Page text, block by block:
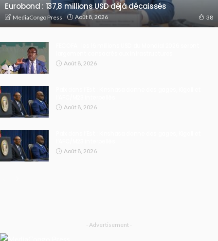
Eurobond : 137,8 millions USD déjà décaissés
MediaCongo Press Août 8, 2026 38
Août 8, 2026
Août 8, 2026
Août 8, 2026
- Advertisement -